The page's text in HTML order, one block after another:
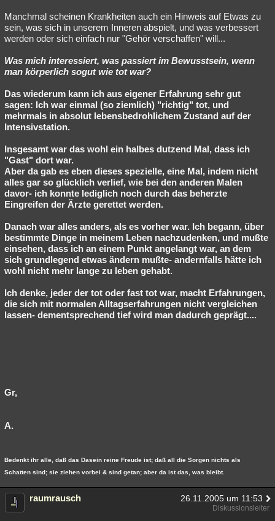
Manchmal scheinen Krankheiten auch ein Hinweis auf Etwas zu
sein, was sich in unserem Inneren abspielt, und was verbessert
werden oder sich einfach nur "Gehör verschaffen" will...
Was mich interessiert, was passiert im Bewusstsein, wenn
man körperlich sogut wie tot war?
Das wiederum kann ich aus eigener Erfahrung sehr gut
sagen: Ich war einmal (so ziemlich) "richtig" tot, und
mehrmals in absolut lebensbedrohlichem Zustand auf der
Intensivstation.
Insgesamt war das wohl ein halbes dutzend Mal, dass ich
"Gast" dort war.
Aber da gab es eben dieses spezielle, eine Mal, indem nicht
alles gar so glücklich verlief, wie bei den anderen Malen
davor- ich konnte lediglich noch durch das beherzte
Eingreifen der Ärzte gerettet werden.
Danach war alles anders, als es vorher war. Ich begann, über
bestimmte Dinge in meinem Leben nachzudenken, und mußte
einsehen, dass ich an einem Punkt angelangt war, an dem
sich grundlegend etwas ändern mußte- andernfalls hätte ich
wohl nicht mehr lange zu leben gehabt.
Ich denke, jeder der tot oder fast tot war, macht Erfahrungen,
die sich mit normalen Alltagserfahrungen nicht vergleichen
lassen- dementsprechend tief wird man dadurch geprägt....
Gr,
A.
Bedenkt ihr alle, daß das Dasein reine Freude ist; daß all die Sorgen nichts als
Schatten sind; sie ziehen vorbei & sind getan; aber da ist das, was bleibt.
raumrausch 26.11.2005 um 11:53
Diskussionsleiter